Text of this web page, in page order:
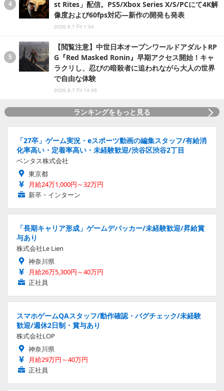
st Rites」配信。PS5/Xbox Series X/S/PCにて4K解
像度および60fps対応―新作の開発も発表
2026.8.7 Fri 1:54
【閲覧注意】中世日本オープンワールドアダルトRP
G『Red Masked Ronin』早期アクセス開始！キャ
ラクリし、忍びの暗殺者に追われながら大人の世界
で自由な体験
2026.8.7 Fri 14:45
ランキングをもっと見る
「27卒」ゲーム実況・eスポーツ動画の編集スタッフ/有給消
化率高い・定着率高い・未経験歓迎/渋谷区渋谷2丁目
ベンタス株式会社
東京都
月給24万1,000円～32万円
新卒・インターン
「長期キャリア形成」ゲームデバッカー/未経験歓迎/昇給賞
与あり
株式会社Le Lien
神奈川県
月給26万5,300円～40万円
正社員
スマホゲームQAスタッフ/動作確認・バグチェック/未経験
歓迎/週休2日制・賞与あり
株式会社LOP
神奈川県
月給29万円～40万円
正社員